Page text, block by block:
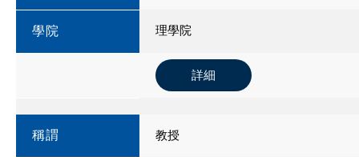
學院 理學院
詳細
稱謂 教授